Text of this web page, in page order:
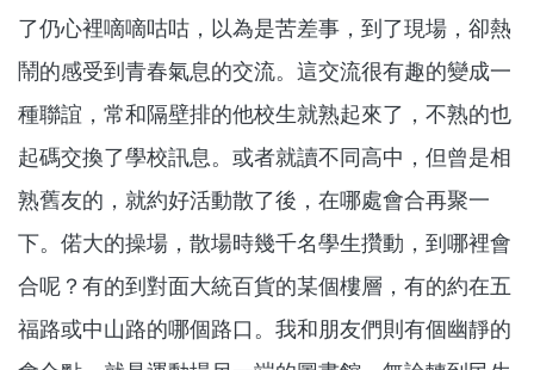
了仍心裡嘀嘀咕咕，以為是苦差事，到了現場，卻熱
鬧的感受到青春氣息的交流。這交流很有趣的變成一
種聯誼，常和隔壁排的他校生就熟起來了，不熟的也
起碼交換了學校訊息。或者就讀不同高中，但曾是相
熟舊友的，就約好活動散了後，在哪處會合再聚一
下。偌大的操場，散場時幾千名學生攢動，到哪裡會
合呢？有的到對面大統百貨的某個樓層，有的約在五
福路或中山路的哪個路口。我和朋友們則有個幽靜的